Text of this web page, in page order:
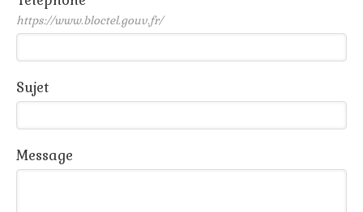
https://www.bloctel.gouv.fr/
Sujet
Message